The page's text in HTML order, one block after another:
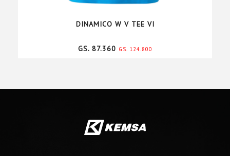
DINAMICO W V TEE VI
GS. 87.360 GS. 124.800